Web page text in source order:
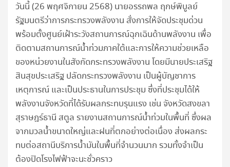
วันนี้ (26 พฤศจิกายน 2568) นายอรรถพล ฤกษ์พิบูลย์
รัฐมนตรีว่าการกระทรวงพลังงาน สั่งการให้จัดประชุมด่วน
พร้อมตั้งศูนย์เฝ้าระวังสถานการณ์ฉุกเฉินด้านพลังงาน เพื่อ
ติดตามสถานการณ์น้ำท่วมภาคใต้และการให้ความช่วยเหลือ
ของหน่วยงานในสังกัดกระทรวงพลังงาน โดยมีนายประเสริฐ
สินสุขประเสริฐ ปลัดกระทรวงพลังงาน เป็นผู้บัญชาการ
เหตุการณ์ และเป็นประธานในการประชุม ซึ่งที่ประชุมได้ให้
พลังงานจังหวัดที่ได้รับผลกระทบรุนแรง เช่น จังหวัดสงขลา
สุราษฎร์ธานี สตูล รายงานสถานการณ์น้ำท่วมในพื้นที่ ซึ่งผล
จากมวลน้ำขนาดใหญ่และฝนที่ตกอย่างต่อเนื่อง ส่งผลกระ
ทบต่อสถานีบริการน้ำมันในพื้นที่จำนวนมาก รวมทั้งจำเป็น
ต้องปิดโรงไฟฟ้าจะนะชั่วคราว